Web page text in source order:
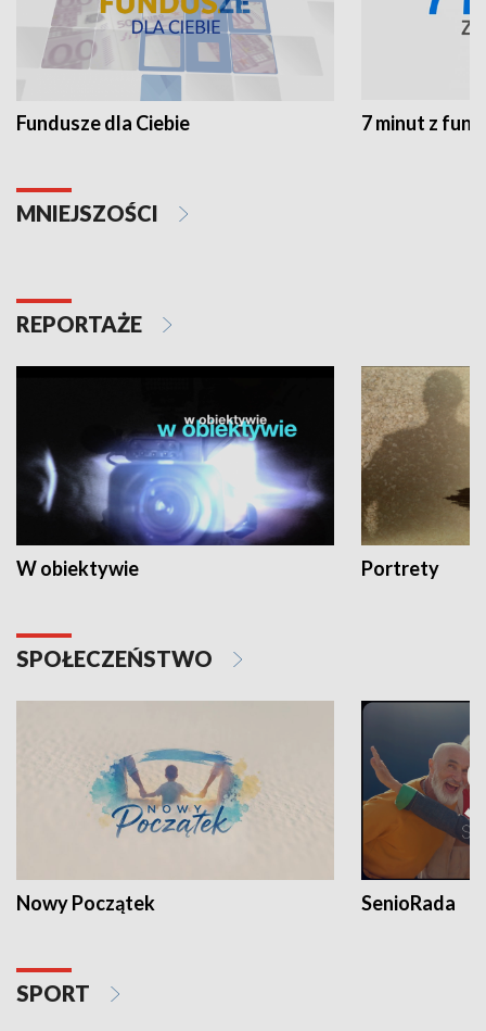
Fundusze dla Ciebie 7 minut z
MNIEJSZOŚCI
REPORTAŻE
W obiektywie Portrety
SPOŁECZEŃSTWO
Nowy Początek SenioRada
SPORT